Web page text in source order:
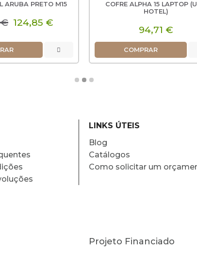
ARUBA PRETO M15
€ 124,85 €
COFRE ALPHA 15 LAPTOP
HOTEL)
94,71 €
COMPRAR
LINKS ÚTEIS
Blog
Catálogos
Como solicitar um
Projeto Financiado